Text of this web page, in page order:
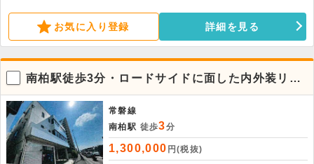
談ください。お気に入り登録 詳細を見る
南柏駅徒歩3分・ロードサイドに面した内外装リフ
ォーム済1棟貸し物件
常磐線
南柏駅 徒歩3分
1,300,000 円(税抜)